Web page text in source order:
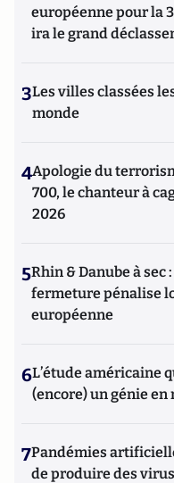
européenne pour la
ira le grand
3Les villes classées
monde
4Apologie du
700, le chanteur à
2026
5Rhin & Danube à sec
fermeture pénalise
européenne
6L’étude américaine
(encore) un génie en
7Pandémies
de produire des